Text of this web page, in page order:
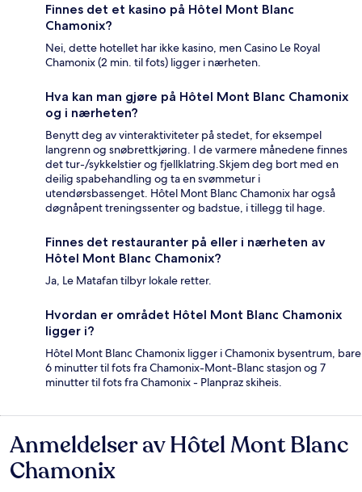
Finnes det et kasino på Hôtel Mont Blanc
Chamonix?
Nei, dette hotellet har ikke kasino, men Casino Le Royal
Chamonix (2 min. til fots) ligger i nærheten.
Hva kan man gjøre på Hôtel Mont Blanc Chamonix
og i nærheten?
Benytt deg av vinteraktiviteter på stedet, for eksempel
langrenn og snøbrettkjøring. I de varmere månedene finnes
det tur-/sykkelstier og fjellklatring.Skjem deg bort med en
deilig spabehandling og ta en svømmetur i
utendørsbassenget. Hôtel Mont Blanc Chamonix har også
døgnåpent treningssenter og badstue, i tillegg til hage.
Finnes det restauranter på eller i nærheten av
Hôtel Mont Blanc Chamonix?
Ja, Le Matafan tilbyr lokale retter.
Hvordan er området Hôtel Mont Blanc Chamonix
ligger i?
Hôtel Mont Blanc Chamonix ligger i Chamonix bysentrum, bare
6 minutter til fots fra Chamonix-Mont-Blanc stasjon og 7
minutter til fots fra Chamonix - Planpraz skiheis.
Anmeldelser
Anmeldelser av Hôtel Mont Blanc
Chamonix